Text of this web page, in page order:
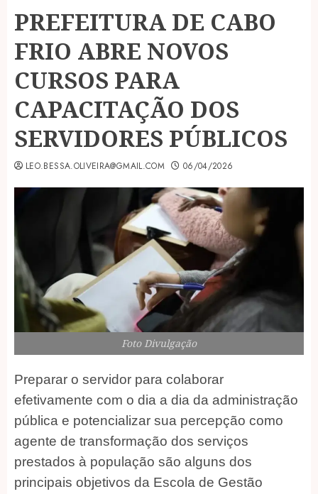
PREFEITURA DE CABO
FRIO ABRE NOVOS
CURSOS PARA
CAPACITAÇÃO DOS
SERVIDORES PÚBLICOS
LEO.BESSA.OLIVEIRA@GMAIL.COM 06/04/2026
Foto Divulgação
Preparar o servidor para colaborar
efetivamente com o dia a dia da administração
pública e potencializar sua percepção como
agente de transformação dos serviços
prestados à população são alguns dos
principais objetivos da Escola de Gestão